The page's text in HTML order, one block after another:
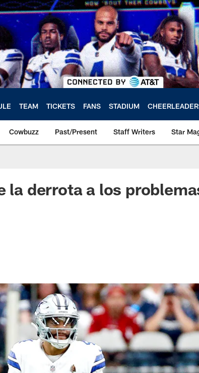
TEAM TICKETS FANS STADIUM
Cowbuzz Past/Present Staff Writers Star
la derrota a los